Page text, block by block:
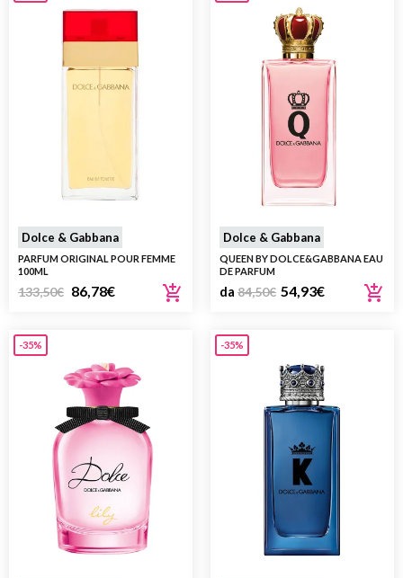
Dolce & Gabbana
PARFUM ORIGINAL POUR FEMME
100ML
133,50€ 86,78€
Dolce & Gabbana
QUEEN BY DOLCE&GABBANA EAU
DE PARFUM
da 84,50€ 54,93€
-35% -35%